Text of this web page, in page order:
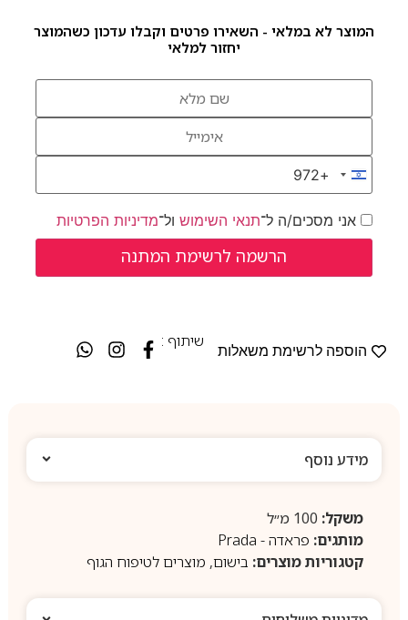
המוצר לא במלאי - השאירו פרטים וקבלו עדכון כשהמוצר
יחזור למלאי
Israel +972
+972
אני מסכים/ה ל־תנאי השימושול־מדיניות הפרטיות
הוספה לרשימת משאלות
שיתוף :
מידע נוסף
משקל:100 מ״ל
מותגים: פראדה - Prada
קטגוריות מוצרים: בישום, מוצרים לטיפוח הגוף